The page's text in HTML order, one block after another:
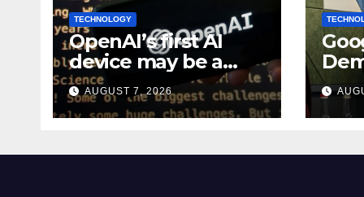
TECHNOLOGY
OpenAI’s first AI
device may be a
$300 doughnut-
shaped smart
speaker: Report
AUGUST 7, 2026